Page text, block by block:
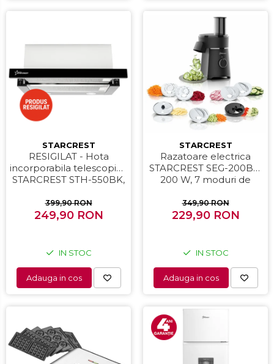
STARCREST
RESIGILAT - Hota
incorporabila telescopica
STARCREST STH-550BK,
m3/h, 1 Motor, 2 Trepte
putere, 60 cm, Negru
399,90 RON
249,90 RON
IN STOC
Adauga in cos
STARCREST
Razatoare electrica
STARCREST SEG-200BK,
200 W, 7 moduri de
349,90 RON
229,90 RON
IN STOC
Adauga in cos